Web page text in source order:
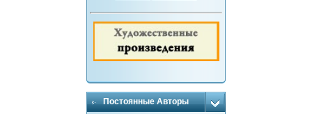
Постоянные Авторы